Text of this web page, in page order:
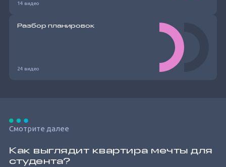
14 видео
Разбор планировок
24 видео
Смотрите далее
Как выглядит квартира мечты для
студента?